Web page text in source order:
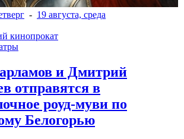
- 19 августа, среда
кинопрокат
и Дмитрий
отправятся в
роуд-муви по
Белогорью